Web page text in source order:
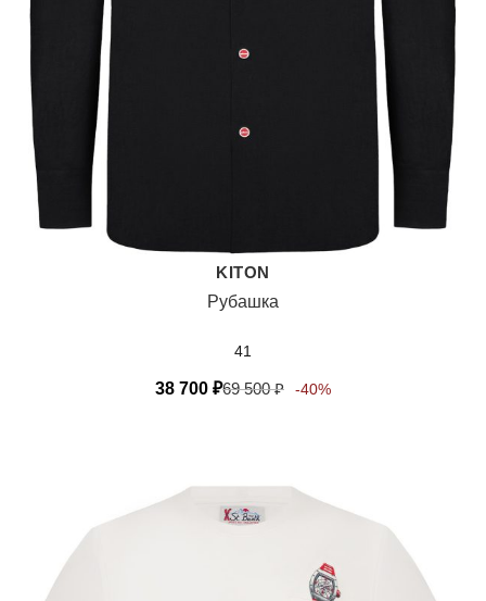
KITON
Рубашка
41
38 700 ₽69 500₽ -40%